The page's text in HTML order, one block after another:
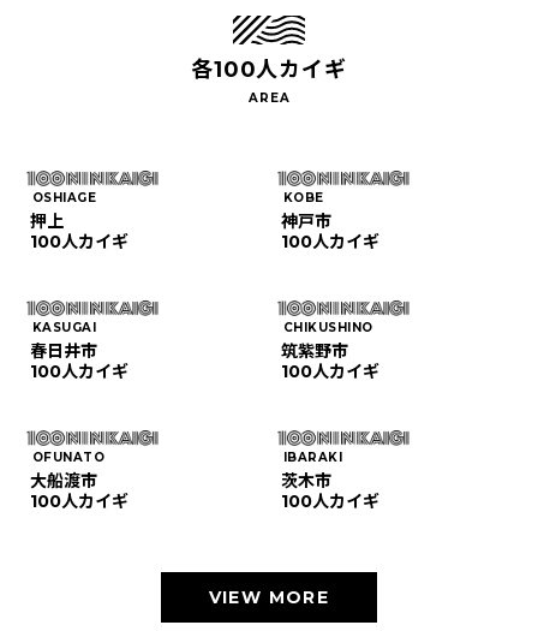
各100人カイギ
OSHIAGE
押上
100人カイギ
KOBE
神戸市
100人カイギ
KASUGAI
春日井市
100人カイギ
CHIKUSHINO
筑紫野市
100人カイギ
OFUNATO
大船渡市
100人カイギ
IBARAKI
茨木市
100人カイギ
VIEW MORE